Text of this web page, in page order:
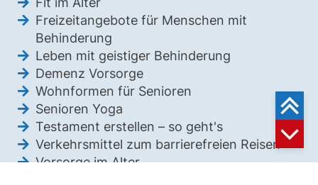
Freizeitangebote für Menschen mit
Behinderung
Leben mit geistiger Behinderung
Demenz Vorsorge
Wohnformen für Senioren
Senioren Yoga
Testament erstellen – so geht's
Verkehrsmittel zum barrierefreien Reisen
Vorsorge im Alter